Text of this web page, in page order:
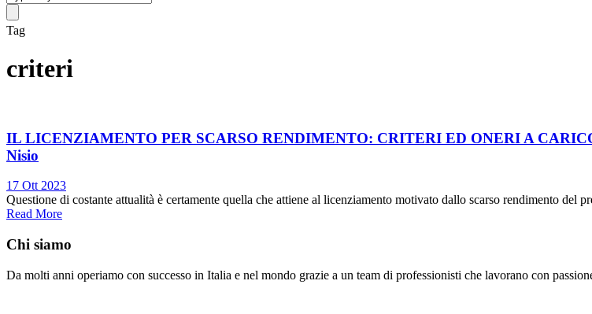
Tag
criteri
IL LICENZIAMENTO PER SCARSO RENDIMENTO: CRITERI ED ONERI A
Nisio
17 Ott 2023
Questione di costante attualità è certamente quella che attiene al licenziamento motivato dallo scarso rendimento del
Read More
Chi siamo
Da molti anni operiamo con successo in Italia e nel mondo grazie a un team di professionisti che lavorano con